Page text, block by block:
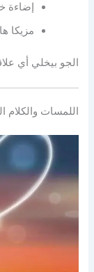
إضاءة
مزيكا
الجو بيخلي أي
اللمسات والكلام